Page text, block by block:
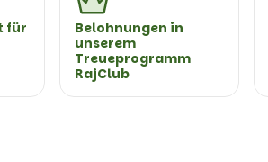
für
Belohnungen in
unserem
Treueprogramm
RajClub